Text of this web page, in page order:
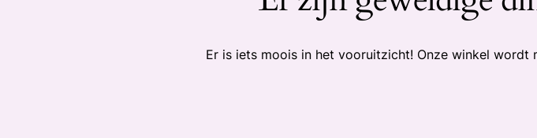
Er is iets moois in het vooruitzicht! Onze winkel